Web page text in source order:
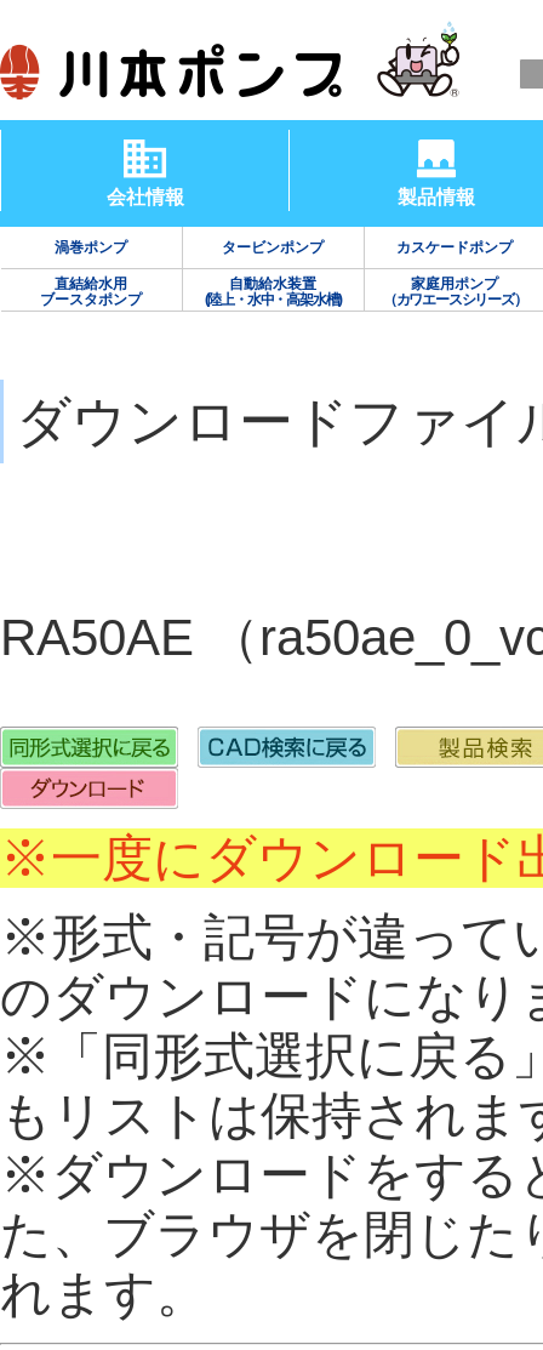
会社情報 製品情報
渦巻ポンプ タービンポンプ カスケードポンプ
直結給水用
ブースタポンプ
自動給水装置
(陸上・水中・高架水槽)
家庭用ポンプ
（カワエースシリーズ）
ダウンロードファイ
RA50AE （
※一度にダウンロード
※形式・記号が違って
のダウンロードになり
※「同形式選択に戻る
もリストは保持されま
※ダウンロードをする
た、ブラウザを閉じた
れます。